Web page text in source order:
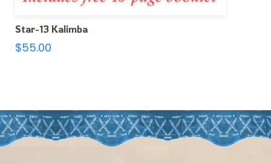
Star-13 Kalimba
$55.00